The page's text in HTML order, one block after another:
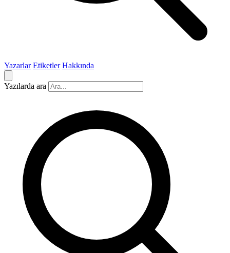
Yazarlar Etiketler Hakkında
Yazılarda ara